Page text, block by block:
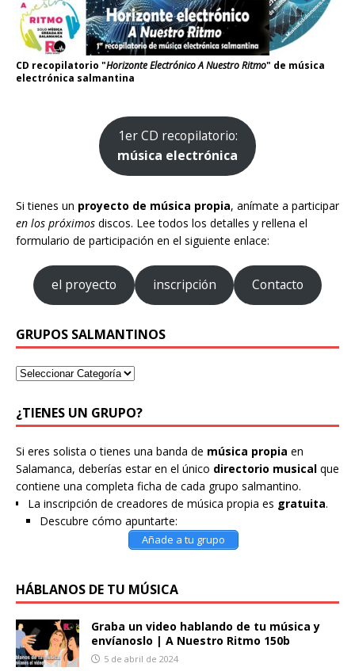
CD recopilatorio "Horizonte Electrónico A Nuestro Ritmo" de música
electrónica salmantina
1er CD recopilatorio:
música electrónica
Si tienes un proyecto de música propia, anímate a participar
en los próximos discos. Lee todos los detalles y rellena el
formulario de participación en el siguiente enlace:
el proyecto inscripción Contacto
GRUPOS SALMANTINOS
¿TIENES UN GRUPO?
Si eres solista o tienes una banda de música propia en
Salamanca, deberías estar en el único directorio musical que
contiene una completa ficha de cada grupo salmantino.
La inscripción de creadores de música propia es gratuita.
Descubre cómo apuntarte:
Añade a tu grupo
HÁBLANOS DE TU MÚSICA
Graba un video hablando de tu música y
envíanoslo | A Nuestro Ritmo 150b
5 de abril de 2024